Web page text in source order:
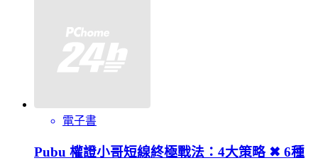
電子書
Pubu 權證小哥短線終極戰法：4大策略 ✖ 6種